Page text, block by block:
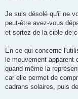
Je suis désolé qu'il ne
peut-être avez-vous
et sortez de la cible de
En ce qui concerne
le mouvement
quand même la
car elle permet de
cadrans solaires, puis